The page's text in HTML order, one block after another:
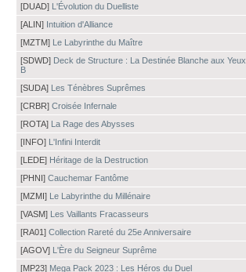
[DUAD] L'Évolution du Duelliste
[ALIN] Intuition d'Alliance
[MZTM] Le Labyrinthe du Maître
[SDWD] Deck de Structure : La Destinée Blanche aux Yeux
B
[SUDA] Les Ténèbres Suprêmes
[CRBR] Croisée Infernale
[ROTA] La Rage des Abysses
[INFO] L'Infini Interdit
[LEDE] Héritage de la Destruction
[PHNI] Cauchemar Fantôme
[MZMI] Le Labyrinthe du Millénaire
[VASM] Les Vaillants Fracasseurs
[RA01] Collection Rareté du 25e Anniversaire
[AGOV] L'Ère du Seigneur Suprême
[MP23] Mega Pack 2023 : Les Héros du Duel